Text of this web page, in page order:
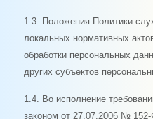
1.3. Положения Политики
локальных нормативных
обработки персональных
других субъектов
1.4. Во исполнение
законом от 27.07.2006 №